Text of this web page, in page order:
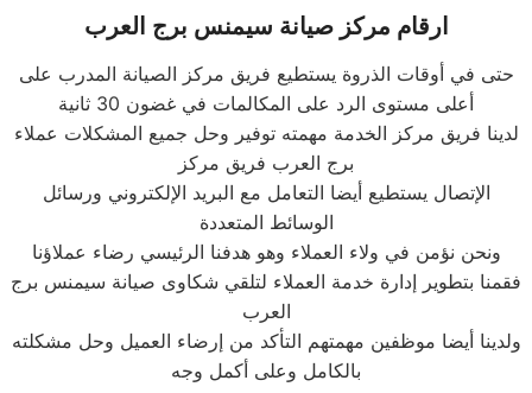
ارقام مركز صيانة سيمنس برج العرب
حتى في أوقات الذروة يستطيع فريق مركز الصيانة المدرب على
أعلى مستوى الرد على المكالمات في غضون 30 ثانية
لدينا فريق مركز الخدمة مهمته توفير وحل جميع المشكلات عملاء
برج العرب فريق مركز
الإتصال يستطيع أيضا التعامل مع البريد الإلكتروني ورسائل
الوسائط المتعددة
ونحن نؤمن في ولاء العملاء وهو هدفنا الرئيسي رضاء عملاؤنا
فقمنا بتطوير إدارة خدمة العملاء لتلقي شكاوى صيانة سيمنس برج
العرب
ولدينا أيضا موظفين مهمتهم التأكد من إرضاء العميل وحل مشكلته
بالكامل وعلى أكمل وجه